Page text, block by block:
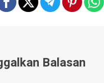
Balasan